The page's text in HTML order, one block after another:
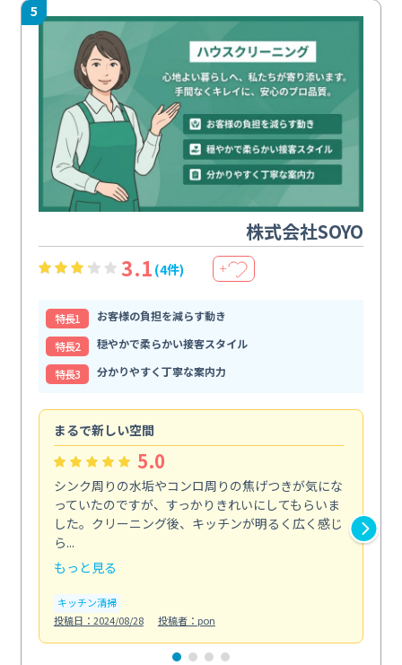
5
株式会社SOYO
3.1 (4件) ＋
特⻑1
お客様の負担を減らす動き
特⻑2
穏やかで柔らかい接客スタイル
特⻑3
分かりやすく丁寧な案内力
まるで新しい空間
5.0
シンク周りの水垢やコンロ周りの焦げつきが気にな
っていたのですが、すっかりきれいにしてもらいま
した。クリーニング後、キッチンが明るく広く感じ
ら...
もっと見る
キッチン清掃
投稿日：2024/08/28
投稿者：pon